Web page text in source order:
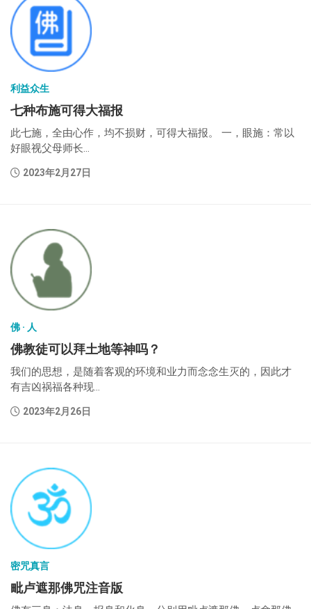
利益众生
七种布施可得大福报
此七施，全由心作，均不损财，可得大福报。 一，眼施：常以
好眼视父母师长...
2023年2月27日
佛 · 人
佛教徒可以拜土地等神吗？
我们的思想，是随着客观的环境和业力而念念生灭的，因此才
有吉凶祸福各种现...
2023年2月26日
密咒真言
毗卢遮那佛咒注音版